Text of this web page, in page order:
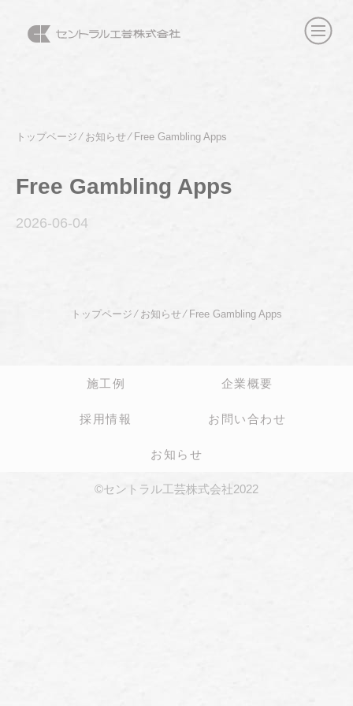
トップページ⁄ お知らせ⁄ Free Gambling Apps
Free Gambling Apps
2026-06-04
トップページ ⁄ お知らせ⁄ Free Gambling Apps
施工例 企業概要
採用情報 お問い合わせ
お知らせ
©セントラル工芸株式会社2022